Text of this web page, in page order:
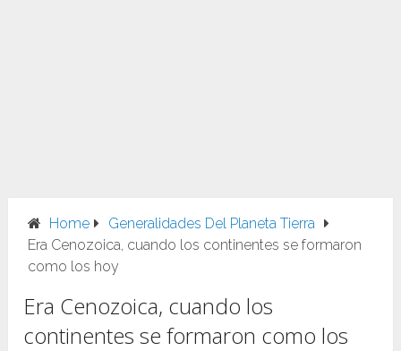
Home
Generalidades Del Planeta Tierra
Era Cenozoica, cuando los continentes se formaron
como los hoy
Era Cenozoica, cuando los
continentes se formaron como los